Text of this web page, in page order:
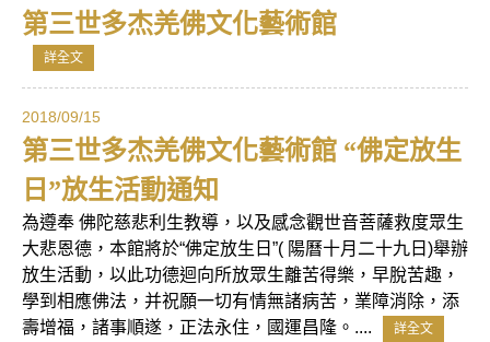
第三世多杰羌佛文化藝術館
詳全文
2018/09/15
第三世多杰羌佛文化藝術館 “佛定放生
日”放生活動通知
為遵奉 佛陀慈悲利生教導，以及感念觀世音菩薩救度眾生
大悲恩德，本館將於“佛定放生日”( 陽曆十月二十九日)舉辦
放生活動，以此功德迴向所放眾生離苦得樂，早脫苦趣，
學到相應佛法，并祝願一切有情無諸病苦，業障消除，添
壽增福，諸事順遂，正法永住，國運昌隆。....
詳全文